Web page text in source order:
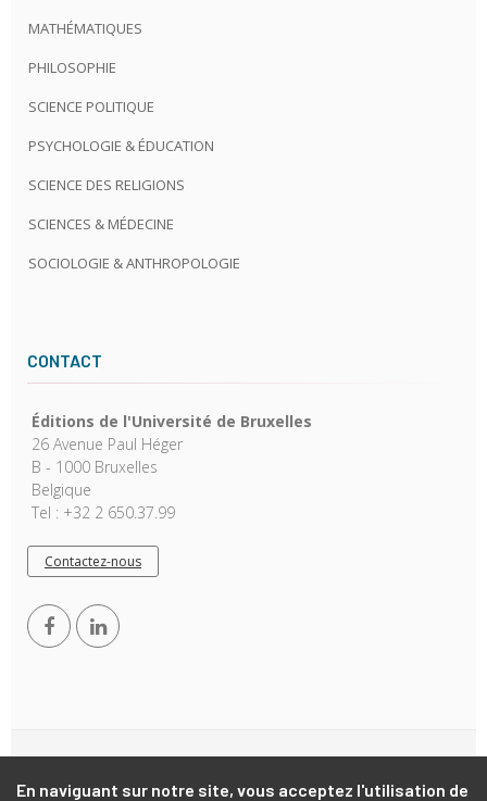
En naviguant sur notre site, vous acceptez l'utilisation de
MATHÉMATIQUES
PHILOSOPHIE
SCIENCE POLITIQUE
PSYCHOLOGIE & ÉDUCATION
SCIENCE DES RELIGIONS
SCIENCES & MÉDECINE
SOCIOLOGIE & ANTHROPOLOGIE
CONTACT
Éditions de l'Université de Bruxelles
26 Avenue Paul Héger
B - 1000 Bruxelles
Belgique
Tel : +32 2 650.37.99
Contactez-nous
Reserved